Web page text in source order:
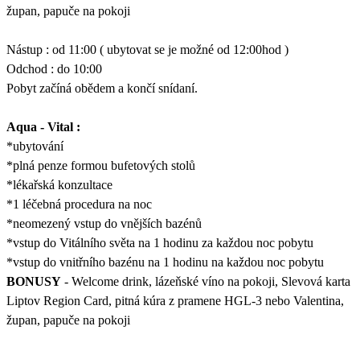
župan, papuče na pokoji
Nástup : od 11:00 ( ubytovat se je možné od 12:00hod )
Odchod : do 10:00
Pobyt začíná obědem a končí snídaní.
Aqua - Vital :
*ubytování
*plná penze formou bufetových stolů
*lékařská konzultace
*1 léčebná procedura na noc
*neomezený vstup do vnějších bazénů
*vstup do Vitálního světa na 1 hodinu za každou noc pobytu
*vstup do vnitřního bazénu na 1 hodinu na každou noc pobytu
BONUSY - Welcome drink, lázeňské víno na pokoji, Slevová karta
Liptov Region Card, pitná kúra z pramene HGL-3 nebo Valentina,
župan, papuče na pokoji